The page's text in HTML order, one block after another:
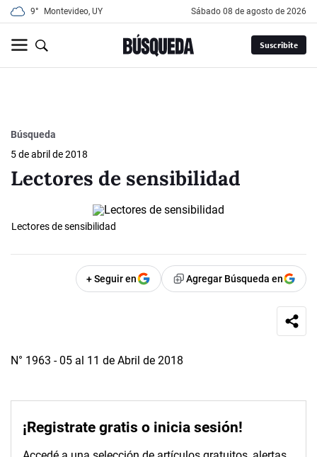
9° Montevideo, UY sábado 08 de agosto de 2026
Suscribite
Búsqueda
5 de abril de 2018
Lectores de sensibilidad
Lectores de sensibilidad
+ Seguir en Agregar Búsqueda en
N° 1963 - 05 al 11 de Abril de 2018
¡Registrate gratis o inicia sesión!